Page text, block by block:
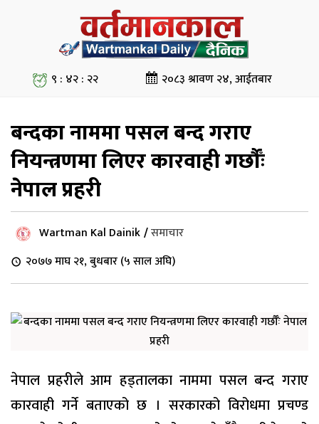
९ : ४२ : २२ २०८३ श्रावण २४, आईतबार
बन्दका नाममा पसल बन्द गराए
नियन्त्रणमा लिएर कारवाही गर्छौँः
नेपाल प्रहरी
Wartman Kal Dainik/समाचार
२०७७ माघ २१, बुधबार (५ साल अघि)
नेपाल प्रहरीले आम हड्तालका नाममा पसल बन्द गराए
कारवाही गर्ने बताएको छ । सरकारको विरोधमा प्रचण्ड